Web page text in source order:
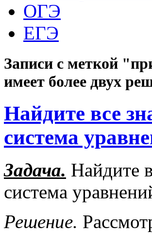
ОГЭ
ЕГЭ
Записи с меткой
имеет более двух
Найдите все
система
Задача. Найдите
система
Решение.